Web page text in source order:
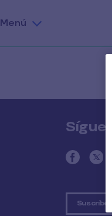
Menú